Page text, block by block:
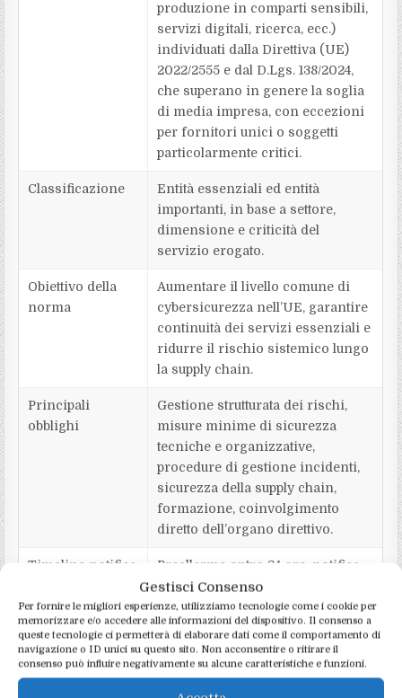
Gestisci Consenso
Per fornire le migliori esperienze, utilizziamo tecnologie come i cookie per
memorizzare e/o accedere alle informazioni del dispositivo. Il consenso a
queste tecnologie ci permetterà di elaborare dati come il comportamento di
navigazione o ID unici su questo sito. Non acconsentire o ritirare il
consenso può influire negativamente su alcune caratteristiche e funzioni.
produzione in comparti sensibili,
servizi digitali, ricerca, ecc.)
individuati dalla Direttiva (UE)
2022/2555 e dal D.Lgs. 138/2024,
che superano in genere la soglia
di media impresa, con eccezioni
per fornitori unici o soggetti
particolarmente critici.
Classificazione
Entità essenziali ed entità
importanti, in base a settore,
dimensione e criticità del
servizio erogato.
Obiettivo della
norma
Aumentare il livello comune di
cybersicurezza nell’UE, garantire
continuità dei servizi essenziali e
ridurre il rischio sistemico lungo
la supply chain.
Principali
obblighi
Gestione strutturata dei rischi,
misure minime di sicurezza
tecniche e organizzative,
procedure di gestione incidenti,
sicurezza della supply chain,
formazione, coinvolgimento
diretto dell’organo direttivo.
Timeline notifica
Preallarme entro 24 ore, notifica
circostanziata entro 72 ore,
relazione finale entro 1 mese
dall’incidente significativo (con
eventuali report intermedi se
richiesti).